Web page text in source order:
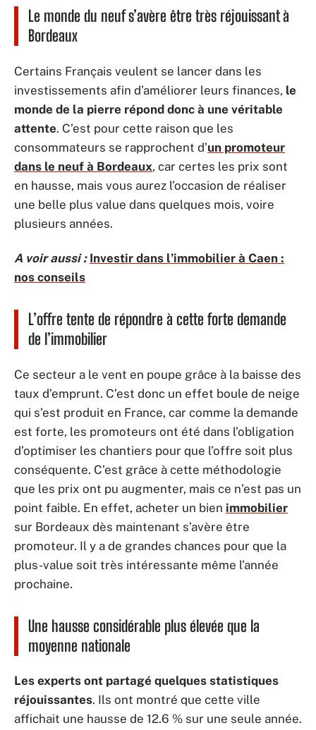
Le monde du neuf s’avère être très réjouissant à
Bordeaux
Certains Français veulent se lancer dans les
investissements afin d’améliorer leurs finances, le
monde de la pierre répond donc à une véritable
attente. C’est pour cette raison que les
consommateurs se rapprochent d’un promoteur
dans le neuf à Bordeaux, car certes les prix sont
en hausse, mais vous aurez l’occasion de réaliser
une belle plus value dans quelques mois, voire
plusieurs années.
A voir aussi : Investir dans l’immobilier à Caen :
nos conseils
L’offre tente de répondre à cette forte demande
de l’immobilier
Ce secteur a le vent en poupe grâce à la baisse des
taux d’emprunt. C’est donc un effet boule de neige
qui s’est produit en France, car comme la demande
est forte, les promoteurs ont été dans l’obligation
d’optimiser les chantiers pour que l’offre soit plus
conséquente. C’est grâce à cette méthodologie
que les prix ont pu augmenter, mais ce n’est pas un
point faible. En effet, acheter un bien immobilier
sur Bordeaux dès maintenant s’avère être
promoteur. Il y a de grandes chances pour que la
plus-value soit très intéressante même l’année
prochaine.
Une hausse considérable plus élevée que la
moyenne nationale
Les experts ont partagé quelques statistiques
réjouissantes. Ils ont montré que cette ville
affichait une hausse de 12.6 % sur une seule année.